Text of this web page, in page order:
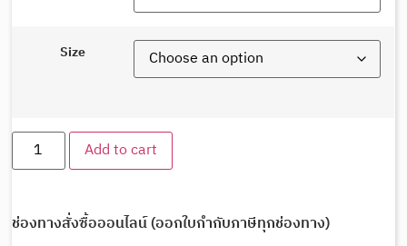
Size
Add to cart
ช่องทางสั่งซื้อออนไลน์ (ออกใบกำกับภาษีทุกช่องทาง)